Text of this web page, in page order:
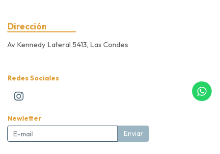
Dirección
Av Kennedy Lateral 5413, Las Condes
Redes Sociales
Newletter
Enviar